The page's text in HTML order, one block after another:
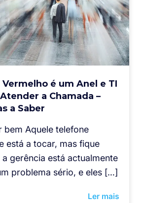
é um Anel e TI
a Chamada –
a Saber
bem Aquele telefone
está a tocar, mas fique
gerência está actualmente
problema sério, e eles […]
Ler mais